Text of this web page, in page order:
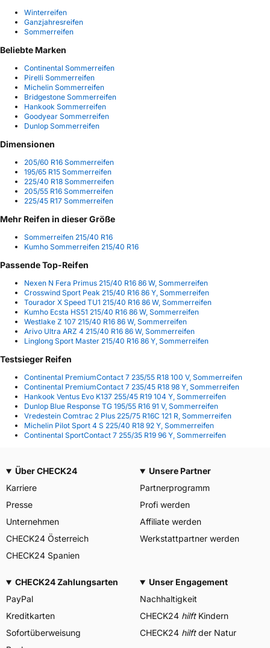
Winterreifen
Ganzjahresreifen
Sommerreifen
Beliebte Marken
Continental Sommerreifen
Pirelli Sommerreifen
Michelin Sommerreifen
Bridgestone Sommerreifen
Hankook Sommerreifen
Goodyear Sommerreifen
Dunlop Sommerreifen
Dimensionen
205/60 R16 Sommerreifen
195/65 R15 Sommerreifen
225/40 R18 Sommerreifen
205/55 R16 Sommerreifen
225/45 R17 Sommerreifen
Mehr Reifen in dieser Größe
Sommerreifen 215/40 R16
Kumho Sommerreifen 215/40 R16
Passende Top-Reifen
Nexen N Fera Primus 215/40 R16 86 W, Sommerreifen
Crosswind Sport Peak 215/40 R16 86 Y, Sommerreifen
Tourador X Speed TU1 215/40 R16 86 W, Sommerreifen
Kumho Ecsta HS51 215/40 R16 86 W, Sommerreifen
Westlake Z 107 215/40 R16 86 W, Sommerreifen
Arivo Ultra ARZ 4 215/40 R16 86 W, Sommerreifen
Linglong Sport Master 215/40 R16 86 Y, Sommerreifen
Testsieger Reifen
Continental PremiumContact 7 235/55 R18 100 V, Sommerreifen
Continental PremiumContact 7 235/45 R18 98 Y, Sommerreifen
Hankook Ventus Evo K137 255/45 R19 104 Y, Sommerreifen
Dunlop Blue Response TG 195/55 R16 91 V, Sommerreifen
Vredestein Comtrac 2 Plus 225/75 R16C 121 R, Sommerreifen
Michelin Pilot Sport 4 S 225/40 R18 92 Y, Sommerreifen
Continental SportContact 7 255/35 R19 96 Y, Sommerreifen
Über CHECK24
Karriere
Presse
Unternehmen
CHECK24 Österreich
CHECK24 Spanien
Unsere Partner
Partnerprogramm
Profi werden
Affiliate werden
Werkstattpartner werden
CHECK24 Zahlungsarten
PayPal
Kreditkarten
Sofortüberweisung
Unser Engagement
Nachhaltigkeit
CHECK24 hilftKindern
CHECK24 hilftder Natur